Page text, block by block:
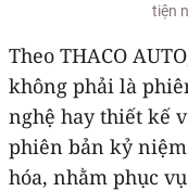
tiện
Theo THACO
không phải là
nghệ hay thiết kế
phiên bản kỷ
hóa, nhằm phục